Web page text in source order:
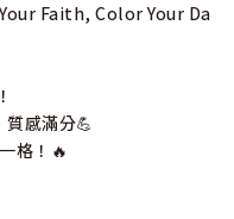
Faith, Color Your Da
感滿分💪
格！🔥